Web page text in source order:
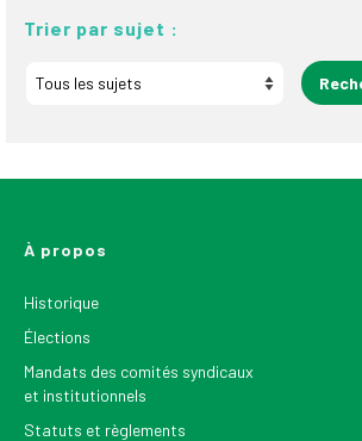
Trier par sujet :
À propos
Historique
Élections
Mandats des comités syndicaux
et institutionnels
Statuts et règlements